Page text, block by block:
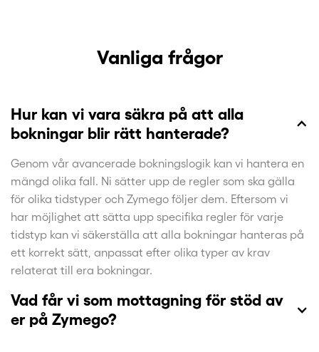
Vanliga frågor
Hur kan vi vara säkra på att alla
bokningar blir rätt hanterade?
Genom vår avancerade bokningslogik kan vi hantera en
mängd olika fall. Ni sätter upp de regler som ska gälla
för olika tidstyper och Zymego följer dem. Eftersom vi
har möjlighet att sätta upp specifika regler för varje
tidstyp kan vi säkerställa att alla bokningar hanteras på
ett korrekt sätt, anpassat efter olika typer av krav
relaterat till era bokningar.
Vad får vi som mottagning för stöd av
er på Zymego?